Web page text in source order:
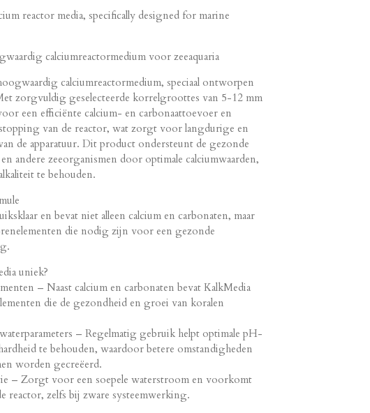
reactor media, specifically designed for marine
calciumreactormedium voor zeeaquaria
calciumreactormedium, speciaal ontworpen
zorgvuldig geselecteerde korrelgroottes van 5-12 mm
een efficiënte calcium- en carbonaattoevoer en
van de reactor, wat zorgt voor langdurige en
de apparatuur. Dit product ondersteunt de gezonde
andere zeeorganismen door optimale calciumwaarden,
te behouden.
en bevat niet alleen calcium en carbonaten, maar
die nodig zijn voor een gezonde
uniek?
– Naast calcium en carbonaten bevat KalkMedia
die de gezondheid en groei van koralen
– Regelmatig gebruik helpt optimale pH-
te behouden, waardoor betere omstandigheden
worden gecreëerd.
– Zorgt voor een soepele waterstroom en voorkomt
reactor, zelfs bij zware systeemwerking.